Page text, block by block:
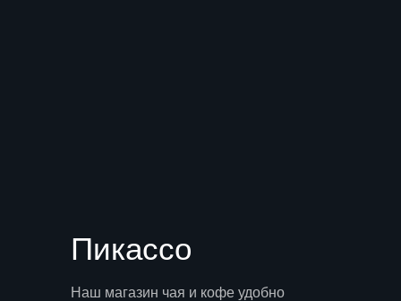
Наш магазин чая и кофе удобно
Пикассо